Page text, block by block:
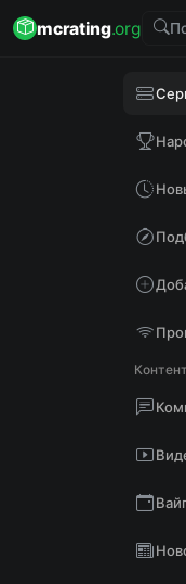
mcrating.org
Контент